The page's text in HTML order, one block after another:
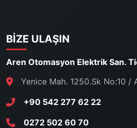
BIZE ULAŞIN
Aren Otomasyon Elektrik San.
Yenice Mah. 1250.Sk No:10 /
+90 542 277 62 22
0272 502 60 70